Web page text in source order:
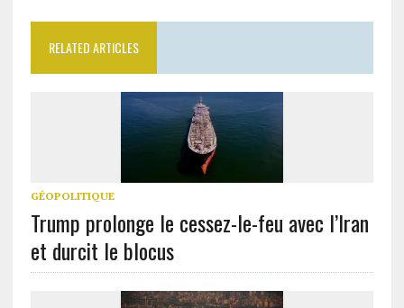
RELATED ARTICLES
GÉOPOLITIQUE
Trump prolonge le cessez-le-feu avec l’Iran
et durcit le blocus